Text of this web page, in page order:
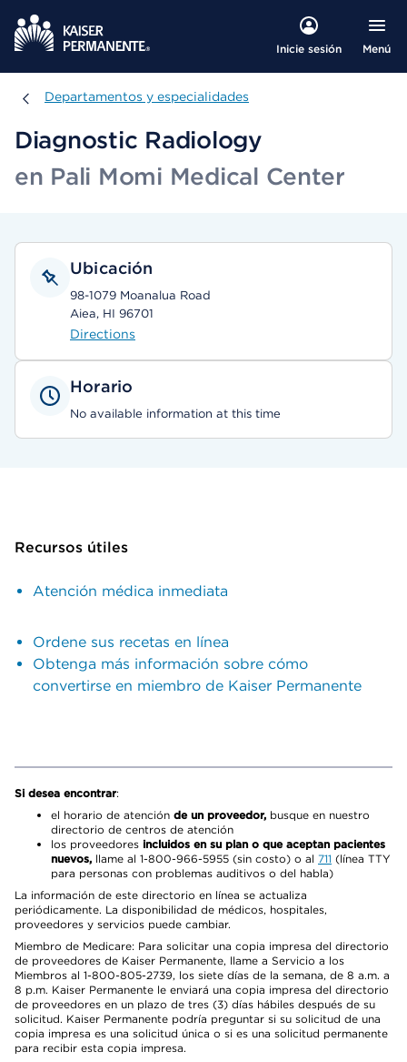
Inicie sesión Menú
Departamentos y especialidades
Departamentos y especialidades
Diagnostic Radiology
en Pali Momi Medical Center
Ubicación
98-1079 Moanalua Road
Aiea, HI 96701
Directions
Horario
No available information at this time
Recursos útiles
Atención médica inmediata
Ordene sus recetas en línea
Obtenga más información sobre cómo
convertirse en miembro de Kaiser Permanente
Si desea encontrar:
el horario de atención de un proveedor, busque en nuestro
directorio de centros de atención
los proveedores incluidos en su plan o que aceptan pacientes
nuevos, llame al 1-800-966-5955 (sin costo) o al 711 (línea TTY
para personas con problemas auditivos o del habla)
La información de este directorio en línea se actualiza
periódicamente. La disponibilidad de médicos, hospitales,
proveedores y servicios puede cambiar.
Miembro de Medicare: Para solicitar una copia impresa del directorio
de proveedores de Kaiser Permanente, llame a Servicio a los
Miembros al 1-800-805-2739, los siete días de la semana, de 8 a.m. a
8 p.m. Kaiser Permanente le enviará una copia impresa del directorio
de proveedores en un plazo de tres (3) días hábiles después de su
solicitud. Kaiser Permanente podría preguntar si su solicitud de una
copia impresa es una solicitud única o si es una solicitud permanente
para recibir esta copia impresa.